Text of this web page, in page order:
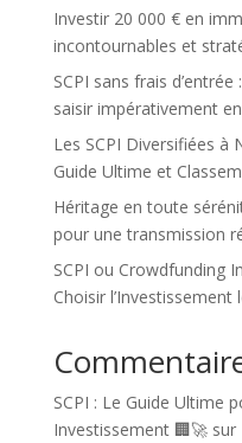
Investir 20 000 € en
incontournables et
SCPI sans frais
saisir impérativement
Les SCPI Diversifiées à
Guide Ultime et
Héritage en toute
pour une transmission
SCPI ou Crowdfunding
Choisir l’Investissement
SCPI : Le Guide Ultime
Investissement 🏢🚀sur